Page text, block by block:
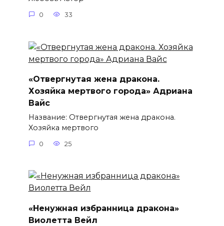
0 33
«Отвергнутая жена дракона.
Хозяйка мертвого города» Адриана
Вайс
Название: Отвергнутая жена дракона.
Хозяйка мертвого
0 25
«Ненужная избранница дракона»
Виолетта Вейл